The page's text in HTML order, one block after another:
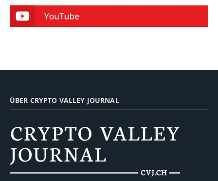
ÜBER CRYPTO VALLEY JOURNAL